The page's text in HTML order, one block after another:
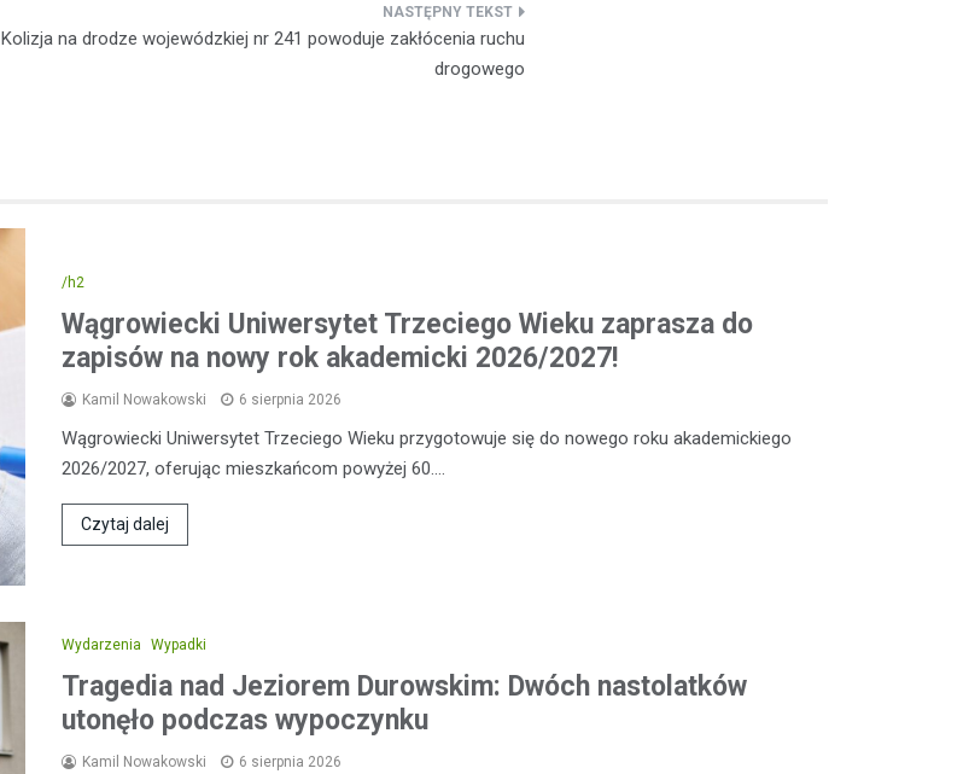
Kolizja na drodze wojewódzkiej nr 241 powoduje zakłócenia ruchu
drogowego
/h2
Wągrowiecki Uniwersytet Trzeciego Wieku zaprasza do
zapisów na nowy rok akademicki 2026/2027!
Kamil Nowakowski 6 sierpnia 2026
Wągrowiecki Uniwersytet Trzeciego Wieku przygotowuje się do nowego roku akademickiego
2026/2027, oferując mieszkańcom powyżej 60.…
Czytaj dalej
Wydarzenia Wypadki
Tragedia nad Jeziorem Durowskim: Dwóch nastolatków
utonęło podczas wypoczynku
Kamil Nowakowski 6 sierpnia 2026